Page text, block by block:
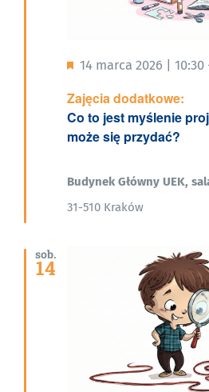
Zajęcia dodatkowe:
Co to jest myślenie
może się przydać?
Wyróżnione
14 marca 2026 | 10:30
Budynek Główny UEK,
31-510 Kraków
sob.
14